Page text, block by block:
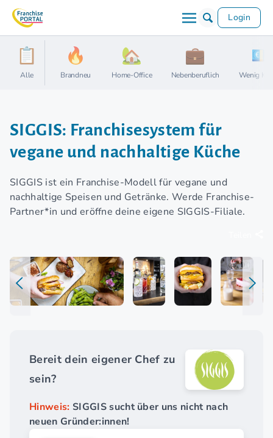
Login
Alle Brandneu Home-Office Nebenberuflich Wenig
SIGGIS: Franchisesystem für
vegane und nachhaltige Küche
SIGGIS ist ein Franchise-Modell für vegane und
nachhaltige Speisen und Getränke. Werde Franchise-
Partner*in und eröffne deine eigene SIGGIS-Filiale.
Bereit dein eigener Chef zu
sein?
Hinweis: SIGGIS sucht über uns nicht nach
neuen Gründer:innen!